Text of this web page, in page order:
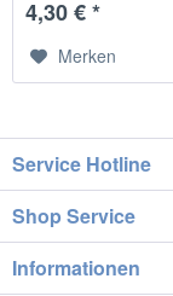
4,30 € *
Merken
Service Hotline
Shop Service
Informationen